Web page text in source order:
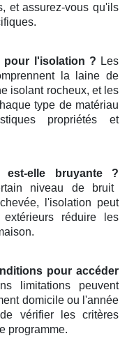
et assurez-vous qu'ils
pour l'isolation ? Les
la laine de
isolant rocheux, et les
type de matériau
propriétés et
est-elle bruyante ?
niveau de bruit
l'isolation peut
réduire les
pour accéder
limitations peuvent
domicile ou l'année
vérifier les critères
programme.